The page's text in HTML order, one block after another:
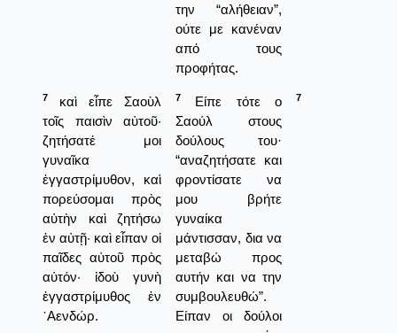
την “αλήθειαν”,
ούτε με κανέναν
από τους
προφήτας.
7
καὶ εἶπε Σαοὺλ
τοῖς παισὶν αὐτοῦ·
ζητήσατέ μοι
γυναῖκα
ἐγγαστρίμυθον, καὶ
πορεύσομαι πρὸς
αὐτὴν καὶ ζητήσω
ἐν αὐτῇ· καὶ εἶπαν οἱ
παῖδες αὐτοῦ πρὸς
αὐτόν· ἰδοὺ γυνὴ
ἐγγαστρίμυθος ἐν
᾿Αενδώρ.
7
Είπε τότε ο
Σαούλ στους
δούλους του·
“αναζητήσατε και
φροντίσατε να
μου βρήτε
γυναίκα
μάντισσαν, δια να
μεταβώ προς
αυτήν και να την
συμβουλευθώ”.
Είπαν οι δούλοι
7